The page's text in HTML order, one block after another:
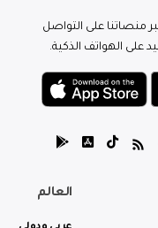
منصاتنا على التواصل
على الهواتف الذكية.
العالم